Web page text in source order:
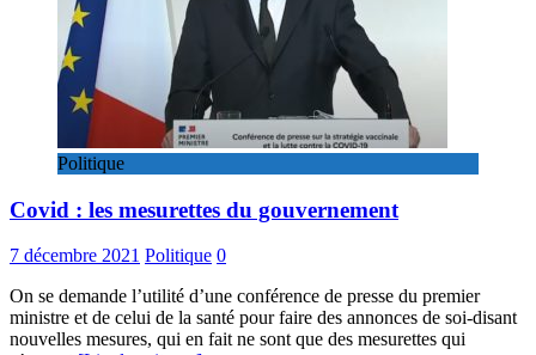
Politique
Covid : les mesurettes du gouvernement
7 décembre 2021 Politique 0
On se demande l’utilité d’une conférence de presse du premier
ministre et de celui de la santé pour faire des annonces de soi-disant
nouvelles mesures, qui en fait ne sont que des mesurettes qui